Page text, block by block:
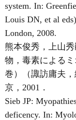
system. In:
Louis DN, et al
London, 2008.
熊本俊秀，上山
物，毒素による
巻）（諏訪庸夫
京，2001．
Sieb JP:
deficency. In: